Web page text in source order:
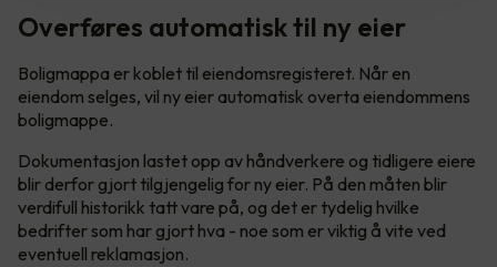
Overføres automatisk til ny eier
Boligmappa er koblet til eiendomsregisteret. Når en
eiendom selges, vil ny eier automatisk overta eiendommens
boligmappe.
Dokumentasjon lastet opp av håndverkere og tidligere eiere
blir derfor gjort tilgjengelig for ny eier. På den måten blir
verdifull historikk tatt vare på, og det er tydelig hvilke
bedrifter som har gjort hva - noe som er viktig å vite ved
eventuell reklamasjon.